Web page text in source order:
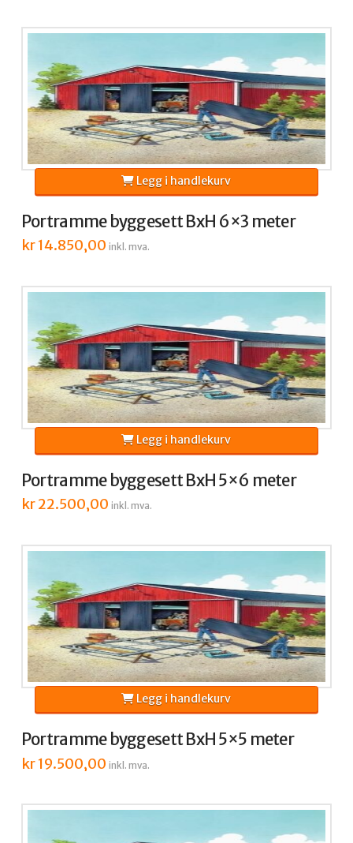
Portramme byggesett BxH 6×3 meter
kr14.850,00 inkl. mva.
Legg i handlekurv
Portramme byggesett BxH 5×6 meter
kr22.500,00 inkl. mva.
Legg i handlekurv
Portramme byggesett BxH 5×5 meter
kr19.500,00 inkl. mva.
Legg i handlekurv